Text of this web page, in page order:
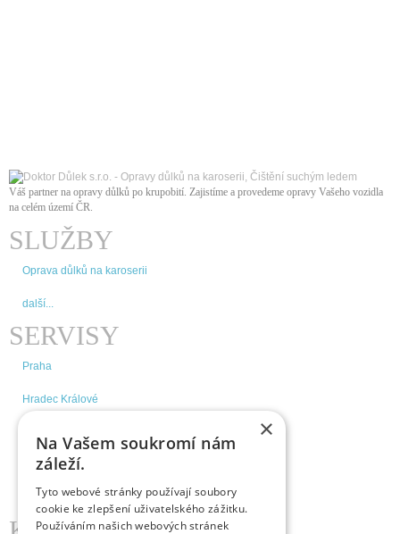
Váš partner na opravy důlků po krupobití. Zajistíme a provedeme opravy Vašeho vozidla
na celém území ČR.
SLUŽBY
Oprava důlků na karoserii
další...
SERVISY
Praha
Hradec Králové
České Budějovice
další...
×
Na Vašem soukromí nám
záleží.
Tyto webové stránky používají soubory
cookie ke zlepšení uživatelského zážitku.
Používáním našich webových stránek